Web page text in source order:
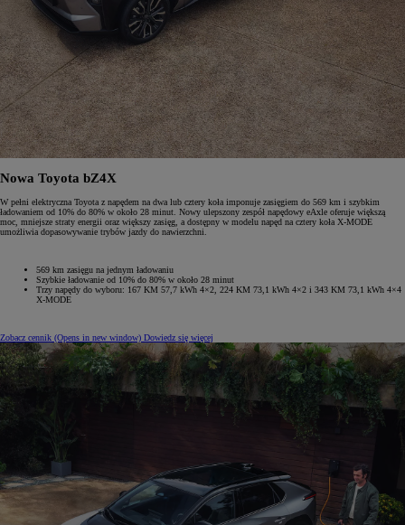
Nowa Toyota bZ4X
W pełni elektryczna Toyota z napędem na dwa lub cztery koła imponuje zasięgiem do 569 km i szybkim
ładowaniem od 10% do 80% w około 28 minut. Nowy ulepszony zespół napędowy eAxle oferuje większą
moc, mniejsze straty energii oraz większy zasięg, a dostępny w modelu napęd na cztery koła X-MODE
umożliwia dopasowywanie trybów jazdy do nawierzchni.
569 km zasięgu na jednym ładowaniu
Szybkie ładowanie od 10% do 80% w około 28 minut
Trzy napędy do wyboru: 167 KM 57,7 kWh 4×2, 224 KM 73,1 kWh 4×2 i 343 KM 73,1 kWh 4×4
X-MODE
Zobacz cennik (Opens in new window) Dowiedz się więcej